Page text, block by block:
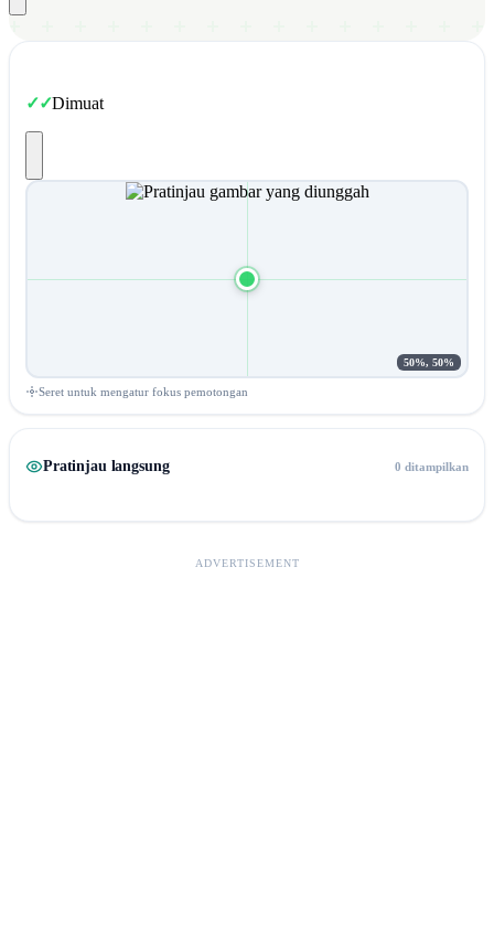
Dimuat
50%, 50%
Seret untuk mengatur fokus pemotongan
Pratinjau langsung 0 ditampilkan
ADVERTISEMENT